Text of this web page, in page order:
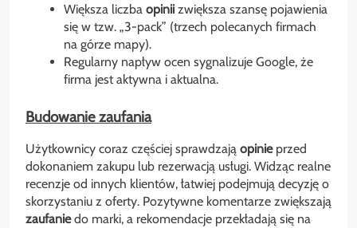
Większa liczba opinii zwiększa szansę pojawienia
się w tzw. „3-pack” (trzech polecanych firmach
na górze mapy).
Regularny napływ ocen sygnalizuje Google, że
firma jest aktywna i aktualna.
Budowanie zaufania
Użytkownicy coraz częściej sprawdzają opinieprzed
dokonaniem zakupu lub rezerwacją usługi. Widząc realne
recenzje od innych klientów, łatwiej podejmują decyzję o
skorzystaniu z oferty. Pozytywne komentarze zwiększają
zaufaniedo marki, a rekomendacje przekładają się na